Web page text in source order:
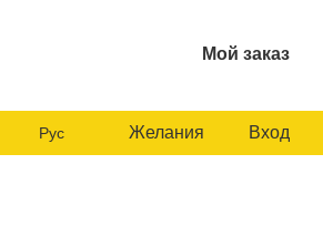
Мой заказ
Рус Желания Вход